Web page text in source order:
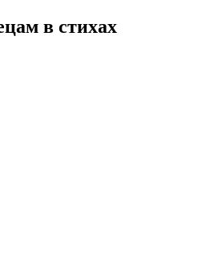
в стихах